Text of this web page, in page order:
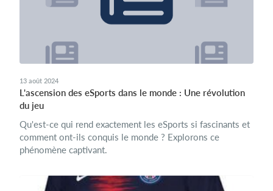
13 août 2024
L'ascension des eSports dans le monde : Une révolution
du jeu
Qu'est-ce qui rend exactement les eSports si fascinants et
comment ont-ils conquis le monde ? Explorons ce
phénomène captivant.